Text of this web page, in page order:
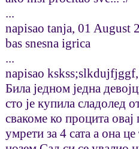
...
napisao tanja, 01 August
bas snesna igrica
...
napisao
Била једном једна
сто је купила сладолед
свакоме ко процита
умрети за 4 сата а она